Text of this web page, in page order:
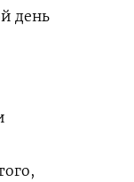
день